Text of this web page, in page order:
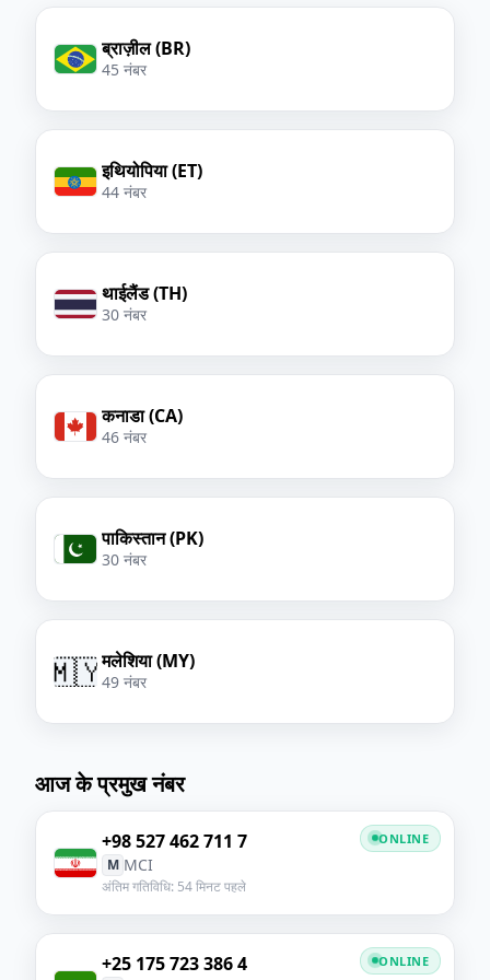
ब्राज़ील (BR)
45 नंबर
इथियोपिया (ET)
44 नंबर
थाईलैंड (TH)
30 नंबर
कनाडा (CA)
46 नंबर
पाकिस्तान (PK)
30 नंबर
🇲🇾मलेशिया (MY)
49 नंबर
आज के प्रमुख नंबर
+98 527 462 711 7
M MCI
अंतिम गतिविधि: 54 मिनट पहले
ONLINE
+25 175 723 386 4 ONLINE